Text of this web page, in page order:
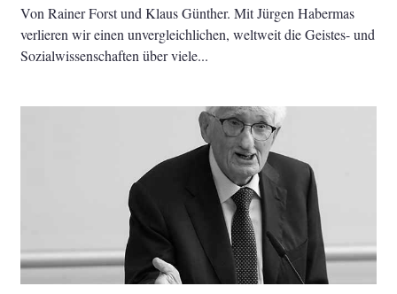
Von Rainer Forst und Klaus Günther. Mit Jürgen Habermas
verlieren wir einen unvergleichlichen, weltweit die Geistes- und
Sozialwissenschaften über viele